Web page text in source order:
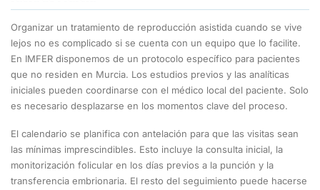
Organizar un tratamiento de reproducción asistida cuando se vive
lejos no es complicado si se cuenta con un equipo que lo facilite.
En IMFER disponemos de un protocolo específico para pacientes
que no residen en Murcia. Los estudios previos y las analíticas
iniciales pueden coordinarse con el médico local del paciente. Solo
es necesario desplazarse en los momentos clave del proceso.
El calendario se planifica con antelación para que las visitas sean
las mínimas imprescindibles. Esto incluye la consulta inicial, la
monitorización folicular en los días previos a la punción y la
transferencia embrionaria. El resto del seguimiento puede hacerse